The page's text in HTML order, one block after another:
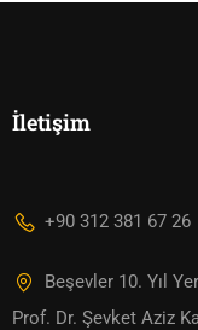
İletişim
+90 312 381 67 26
Beşevler 10. Yıl
Prof. Dr. Şevket Aziz